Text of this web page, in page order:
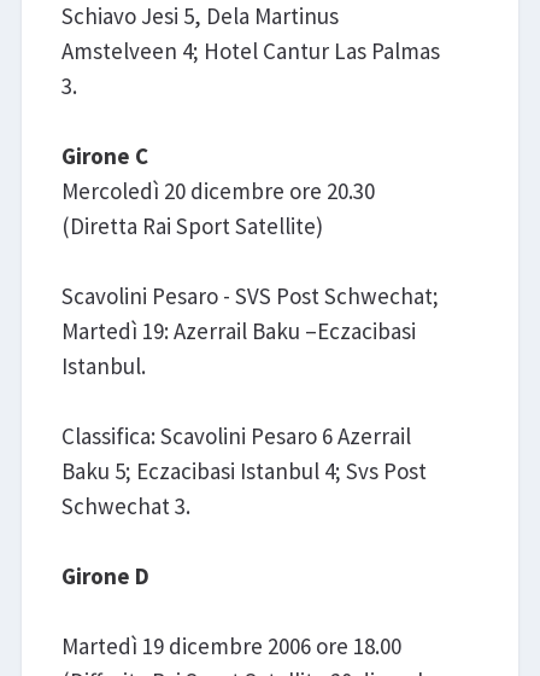
Schiavo Jesi 5, Dela Martinus
Amstelveen 4; Hotel Cantur Las Palmas
3.
Girone C
Mercoledì 20 dicembre ore 20.30
(Diretta Rai Sport Satellite)
Scavolini Pesaro - SVS Post Schwechat;
Martedì 19: Azerrail Baku –Eczacibasi
Istanbul.
Classifica: Scavolini Pesaro 6 Azerrail
Baku 5; Eczacibasi Istanbul 4; Svs Post
Schwechat 3.
Girone D
Martedì 19 dicembre 2006 ore 18.00